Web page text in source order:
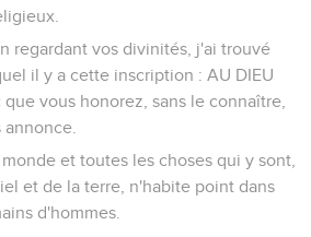
regardant vos divinités, j'ai trouvé
il y a cette inscription : AU DIEU
vous honorez, sans le connaître,
et toutes les choses qui y sont,
et de la terre, n'habite point dans
d'hommes.